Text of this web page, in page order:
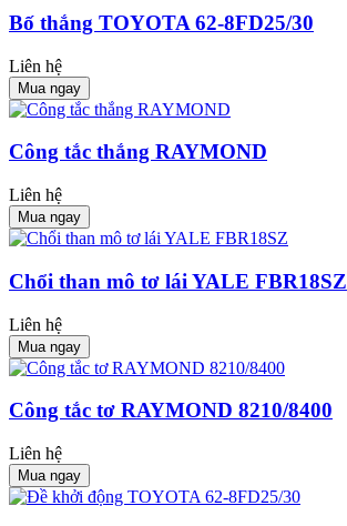
Bố thắng TOYOTA 62-8FD25/30
Liên hệ
Mua ngay
Công tắc thắng RAYMOND
Liên hệ
Mua ngay
Chổi than mô tơ lái YALE FBR18SZ
Liên hệ
Mua ngay
Công tắc tơ RAYMOND 8210/8400
Liên hệ
Mua ngay